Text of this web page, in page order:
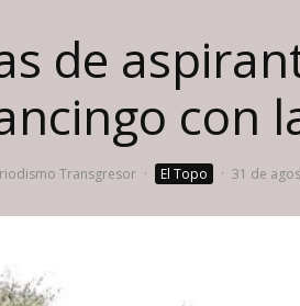
de
con
Transgresor · El Topo · 31 de